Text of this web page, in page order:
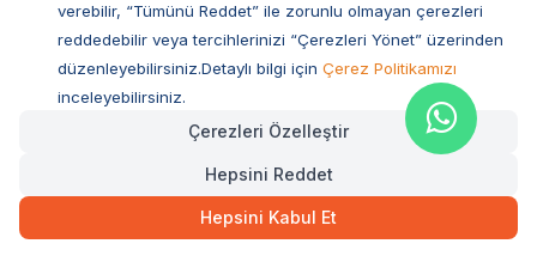
Yetişkin Kedi Maması
Kedi Kumu
Kedi Konservesi & Yaş Maması
Kedi Oyuncakları
Kedi Yatakları
verebilir, “Tümünü Reddet” ile zorunlu olmayan çerezleri
reddedebilir veya tercihlerinizi “Çerezleri Yönet” üzerinden
düzenleyebilirsiniz.Detaylı bilgi için Çerez Politikamızı
inceleyebilirsiniz.
Çerezleri Özelleştir
Hepsini Reddet
Hepsini Kabul Et